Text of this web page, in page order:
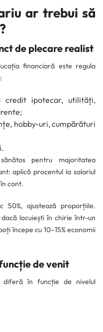
ar trebui să
de plecare realist
financiară este regula
credit ipotecar, utilități,
hobby-uri, cumpărături
pentru majoritatea
aplică procentul la salariul
cont.
50%, ajustează proporțiile.
locuiești în chirie într-un
începe cu 10–15% economii
de venit
diferă în funcție de nivelul